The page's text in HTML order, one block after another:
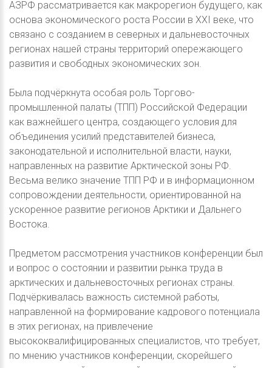
АЗРФ рассматривается как макрорегион будущего, как
основа экономического роста России в XXI веке, что
связано с созданием в северных и дальневосточных
регионах нашей страны территорий опережающего
развития и свободных экономических зон.
Была подчёркнута особая роль Торгово-
промышленной палаты (ТПП) Российской Федерации
как важнейшего центра, создающего условия для
объединения усилий представителей бизнеса,
законодательной и исполнительной власти, науки,
направленных на развитие Арктической зоны РФ.
Весьма велико значение ТПП РФ и в информационном
сопровождении деятельности, ориентированной на
ускоренное развитие регионов Арктики и Дальнего
Востока.
Предметом рассмотрения участников конференции был
и вопрос о состоянии и развитии рынка труда в
арктических и дальневосточных регионах страны.
Подчёркивалась важность системной работы,
направленной на формирование кадрового потенциала
в этих регионах, на привлечение
высококвалифицированных специалистов, что требует,
по мнению участников конференции, скорейшего